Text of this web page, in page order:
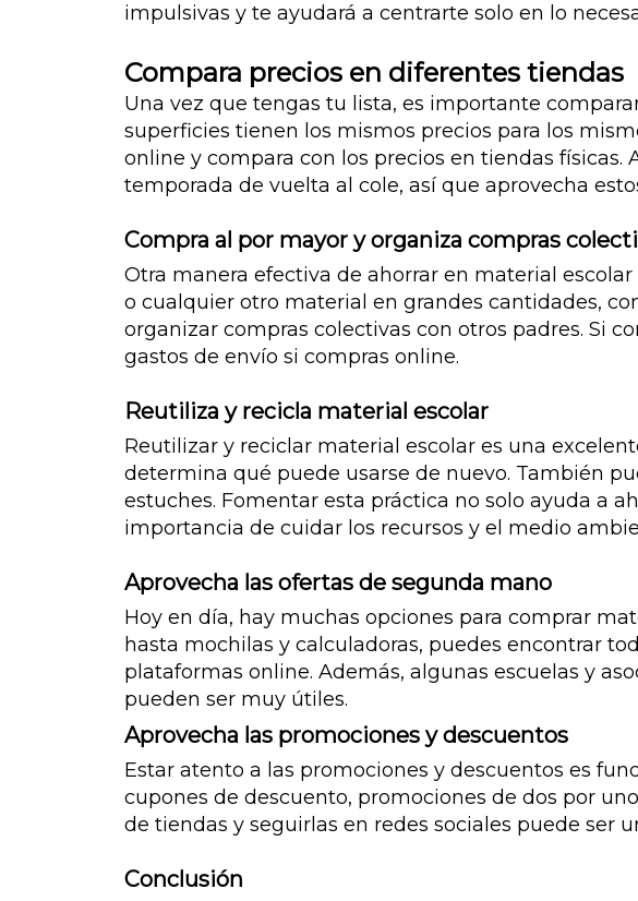
impulsivas y te ayudará a centrarte solo en lo
Compara precios en diferentes tiendas
Una vez que tengas tu lista, es importante
superficies tienen los mismos precios para los
online y compara con los precios en tiendas
temporada de vuelta al cole, así que aprovecha
Compra al por mayor y organiza compras
Otra manera efectiva de ahorrar en material
o cualquier otro material en grandes cantidades,
organizar compras colectivas con otros padres. Si
gastos de envío si compras online.
Reutiliza y recicla material escolar
Reutilizar y reciclar material escolar es una
determina qué puede usarse de nuevo. También
estuches. Fomentar esta práctica no solo ayuda a
importancia de cuidar los recursos y el medio
Aprovecha las ofertas de segunda mano
Hoy en día, hay muchas opciones para comprar
hasta mochilas y calculadoras, puedes encontrar
plataformas online. Además, algunas escuelas y
pueden ser muy útiles.
Aprovecha las promociones y descuentos
Estar atento a las promociones y descuentos es
cupones de descuento, promociones de dos por
de tiendas y seguirlas en redes sociales puede ser
Conclusión